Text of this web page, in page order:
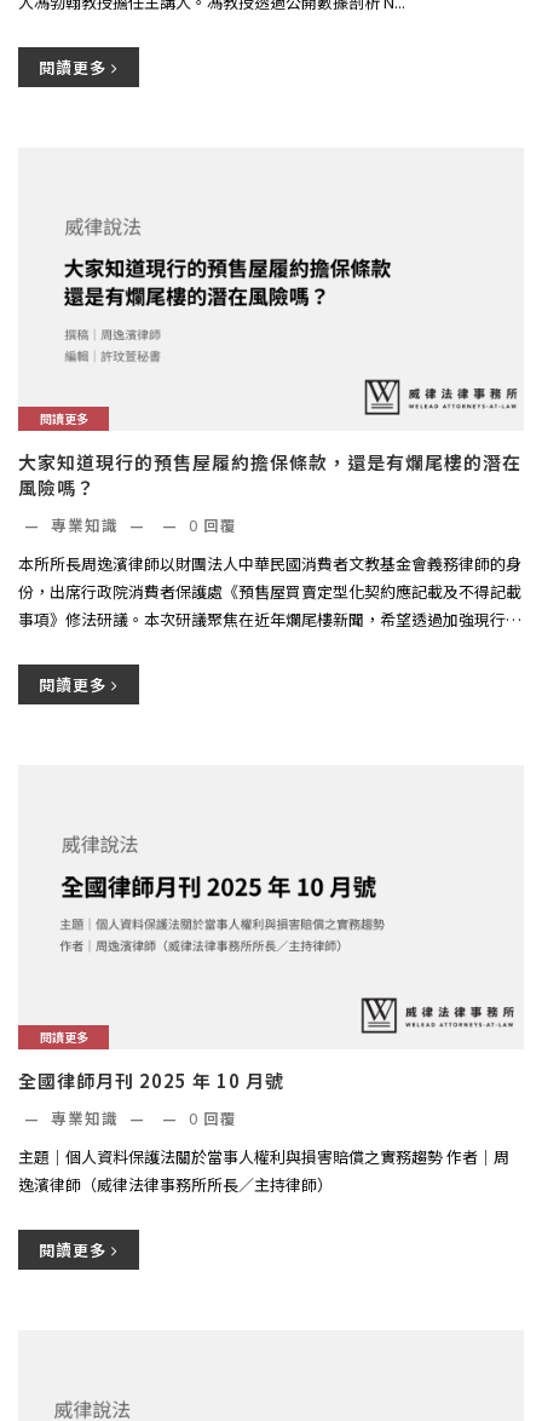
閱讀更多
閱讀更多
大家知道現行的預售屋履約擔保條款，還是有爛尾樓的潛在
風險嗎？
— 專業知識 — — 0 回覆
本所所長周逸濱律師以財團法人中華民國消費者文教基金會義務律師的身
份，出席行政院消費者保護處《預售屋買賣定型化契約應記載及不得記載
事項》修法研議。本次研議聚焦在近年爛尾樓新聞，希望透過加強現行的
閱讀更多
閱讀更多
全國律師月刊 2025 年 10 月號
— 專業知識 — — 0 回覆
主題｜個人資料保護法關於當事人權利與損害賠償之實務趨勢 作者｜周
逸濱律師（威律法律事務所所長／主持律師）
閱讀更多